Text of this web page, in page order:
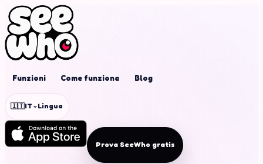
Funzioni Come funziona Blog
🇮🇹IT ⌄Lingua
Prova SeeWho gratis